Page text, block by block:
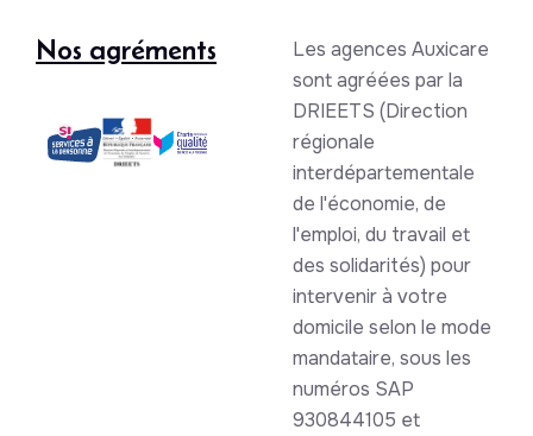
Nos agréments
Les agences Auxicare
sont agréées par la
DRIEETS (Direction
régionale
interdépartementale
de l'économie, de
l'emploi, du travail et
des solidarités) pour
intervenir à votre
domicile selon le mode
mandataire, sous les
numéros SAP
930844105 et